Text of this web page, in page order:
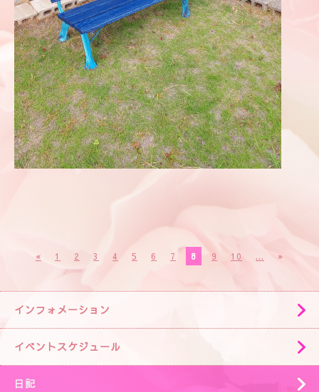
« 1 2 3 4 5 6 7 8 9 10 ... »
インフォメーション
イベントスケジュール
日記